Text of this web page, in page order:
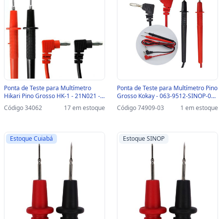
Ponta de Teste para Multímetro
Hikari Pino Grosso HK-1 - 21N021 -
HK-1 - 21N021
Código 34062 17 em estoque
Ponta de Teste para Multímetro Pino
Grosso Kokay - 063-9512-SINOP-03 -
063-9512
Código 74909-03 1 em estoque
Estoque Cuiabá Estoque SINOP